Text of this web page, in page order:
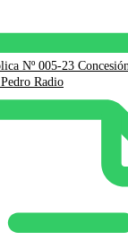
Nº 005-23
Radio